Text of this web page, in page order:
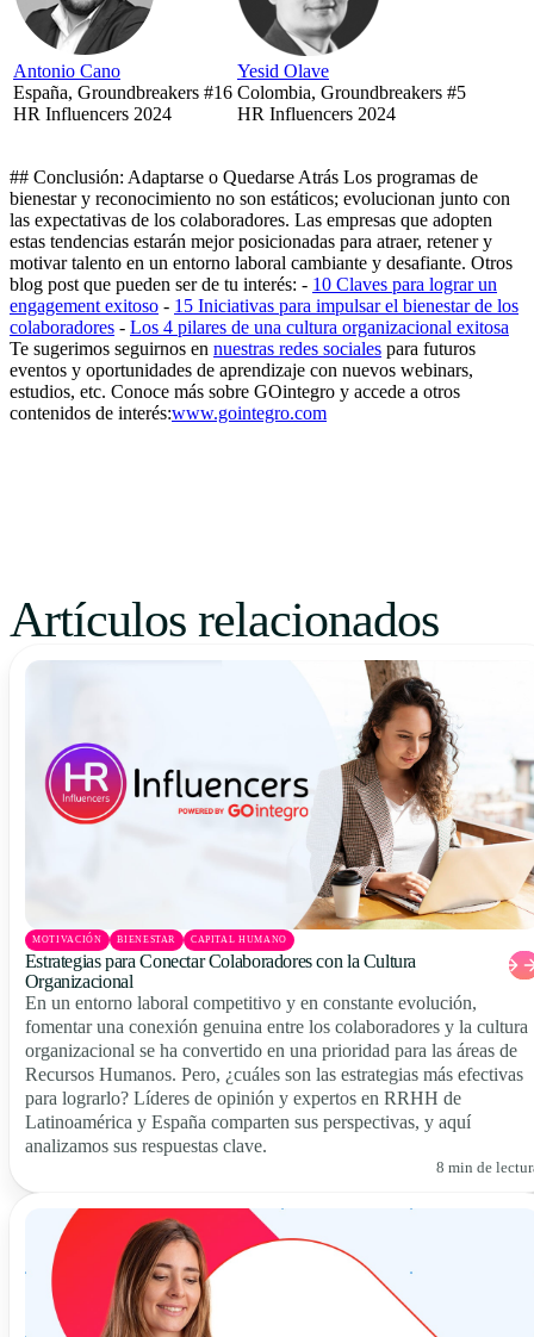
Antonio Cano
España, Groundbreakers #16
HR Influencers 2024
Yesid Olave
Colombia, Groundbreakers #5
HR Influencers 2024
## Conclusión: Adaptarse o Quedarse Atrás Los programas de
bienestar y reconocimiento no son estáticos; evolucionan junto con
las expectativas de los colaboradores. Las empresas que adopten
estas tendencias estarán mejor posicionadas para atraer, retener y
motivar talento en un entorno laboral cambiante y desafiante. Otros
blog post que pueden ser de tu interés: - 10 Claves para lograr un
engagement exitoso - 15 Iniciativas para impulsar el bienestar de los
colaboradores - Los 4 pilares de una cultura organizacional exitosa
Te sugerimos seguirnos en nuestras redes sociales para futuros
eventos y oportunidades de aprendizaje con nuevos webinars,
estudios, etc. Conoce más sobre GOintegro y accede a otros
contenidos de interés:www.gointegro.com
Artículos relacionados
MOTIVACIÓN BIENESTAR CAPITAL HUMANO
Estrategias para Conectar Colaboradores con la Cultura
Organizacional
En un entorno laboral competitivo y en constante evolución,
fomentar una conexión genuina entre los colaboradores y la cultura
organizacional se ha convertido en una prioridad para las áreas de
Recursos Humanos. Pero, ¿cuáles son las estrategias más efectivas
para lograrlo? Líderes de opinión y expertos en RRHH de
Latinoamérica y España comparten sus perspectivas, y aquí
analizamos sus respuestas clave.
8 min de